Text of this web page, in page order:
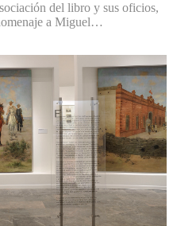
del libro y sus oficios,
a Miguel…